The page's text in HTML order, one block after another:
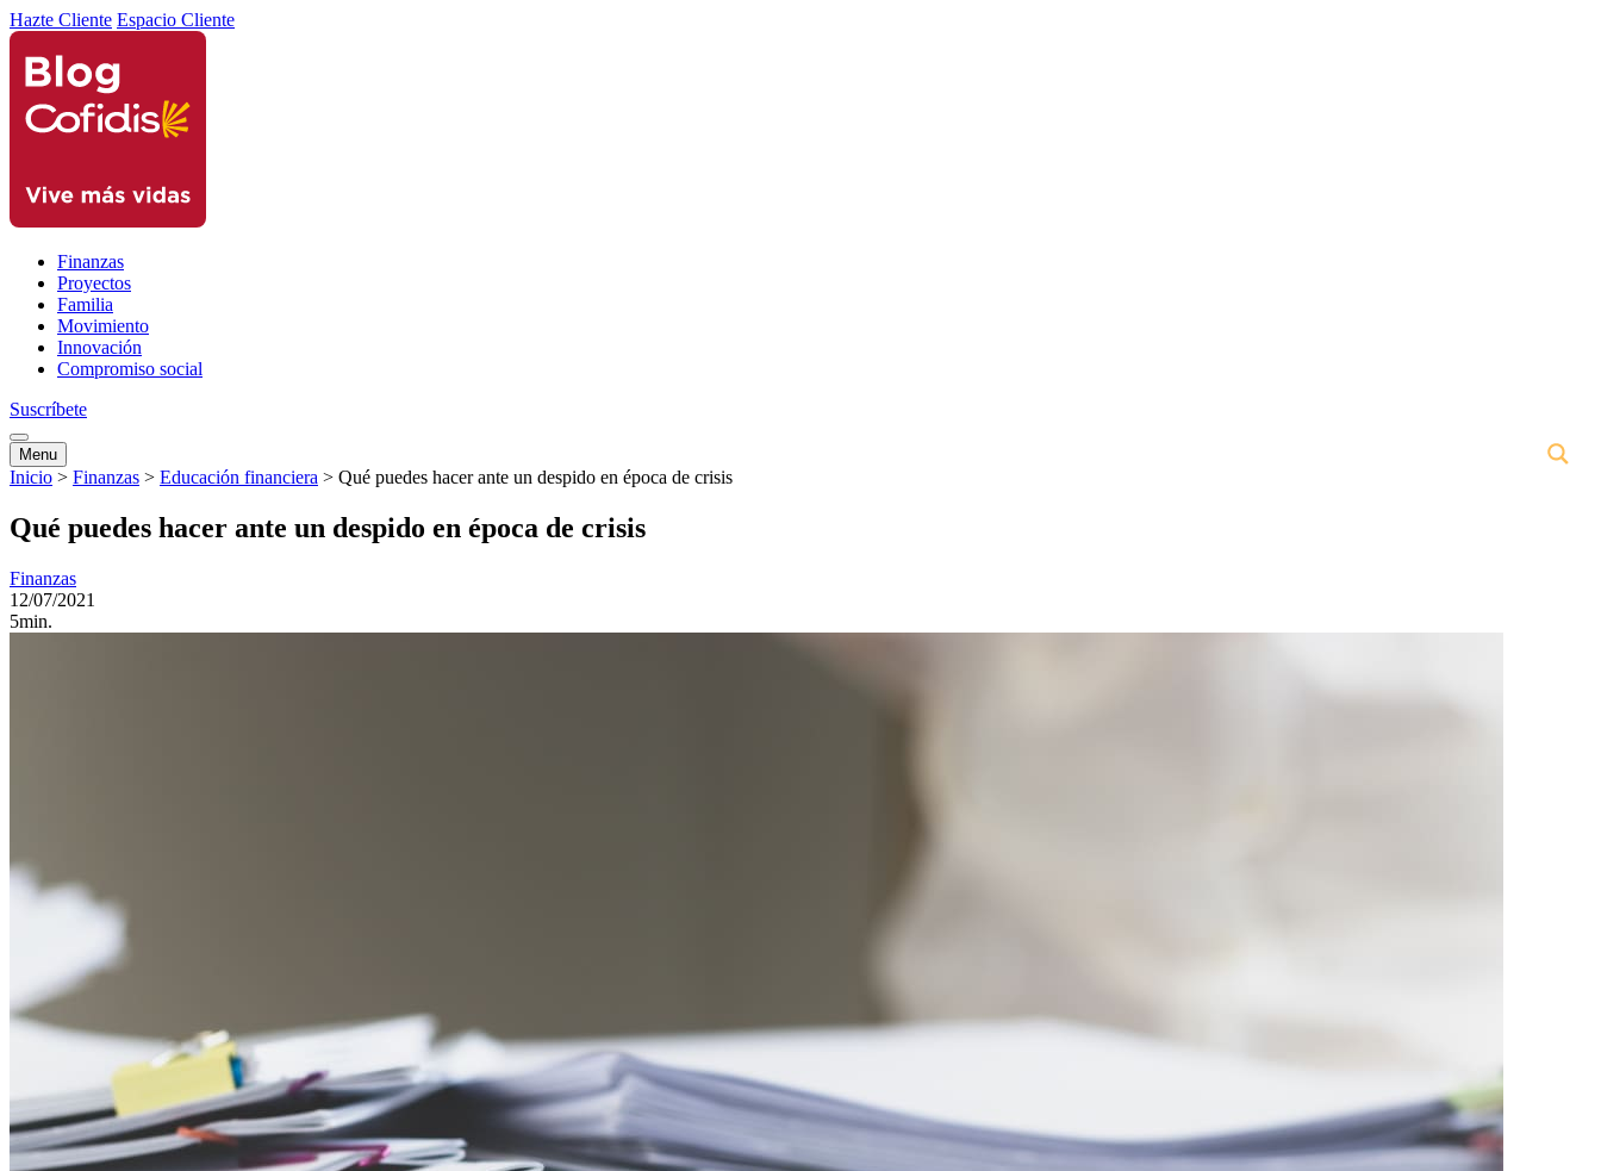
Hazte Cliente Espacio Cliente
Finanzas
Proyectos
Familia
Movimiento
Innovación
Compromiso social
Suscríbete
Menu
Inicio > Finanzas > Educación financiera > Qué puedes hacer ante un despido en época de crisis
Qué puedes hacer ante un despido en época de crisis
Finanzas
12/07/2021
5min.